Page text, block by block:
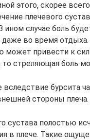
этого, скорее
плечевого
случае боль
даже во время
может привести к
стреляющая боль
бурсита
стороны плеча.
сустава полостью
в плече. Такие